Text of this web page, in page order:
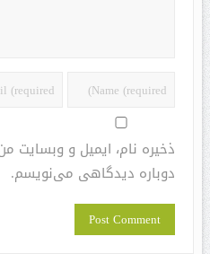
ذخیره نام، ایمیل و وبسایت
دوباره دیدگاهی می‌نویسم.